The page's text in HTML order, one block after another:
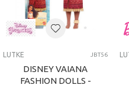
LUTKE JBT56
DISNEY VAIANA
FASHION DOLLS -